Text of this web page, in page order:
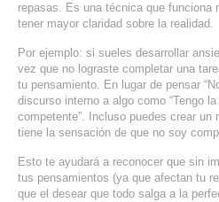
repasas. Es una técnica que funciona
tener mayor claridad sobre la realidad.
Por ejemplo: si sueles desarrollar
vez que no lograste completar una
tu pensamiento. En lugar de pensar
discurso interno a algo como “Tengo
competente”. Incluso puedes crear un
tiene la sensación de que no soy
Esto te ayudará a reconocer que sin
tus pensamientos (ya que afectan tu
que el desear que todo salga a la